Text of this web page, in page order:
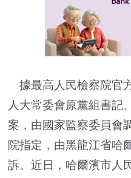
據最高人民檢察院官
人大常委會原黨組書記
案，由國家監察委員會
院指定，由黑龍江省哈
訴。近日，哈爾濱市人